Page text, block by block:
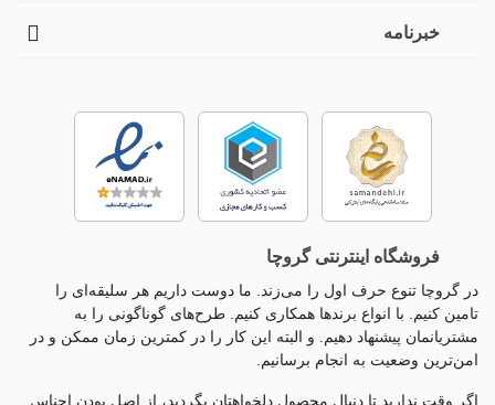
خبرنامه
فروشگاه اینترنتی گروچا
در گروچا تنوع حرف اول را می‌زند. ما دوست داریم هر سلیقه‌ای را
تامین کنیم. با انواع برندها همکاری کنیم. طرح‌های گوناگونی را به
مشتریانمان پیشنهاد دهیم. و البته این کار را در کمترین زمان ممکن و در
امن‌ترین وضعیت به انجام برسانیم.
اگر وقت ندارید تا دنبال محصول دلخواهتان بگردید، از اصل بودن اجناس